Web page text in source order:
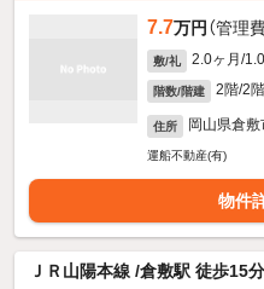
7.7万円 （管理
敷/礼 2.0ヶ月/
階数/階建 2階/2
住所 岡山県倉敷
運船不動産(有)
物件
ＪＲ山陽本線 /倉敷駅 徒歩15分